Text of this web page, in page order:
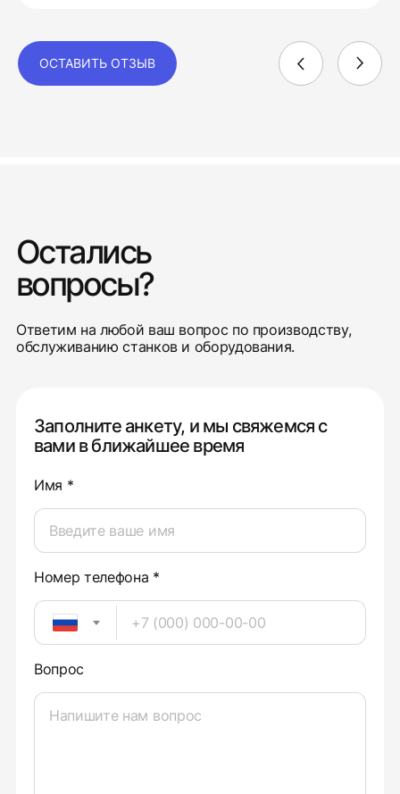
ОСТАВИТЬ ОТЗЫВ
Остались
вопросы?
Ответим на любой ваш вопрос по производству,
обслуживанию станков и оборудования.
Заполните анкету, и мы свяжемся с
вами в ближайшее время
Имя *
Номер телефона *
Вопрос